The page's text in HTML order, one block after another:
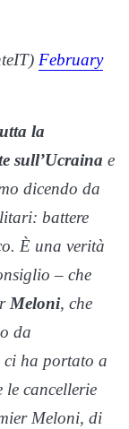
February
la
sull’Ucraina e
dicendo da
battere
È una verità
– che
Meloni, che
da
ci ha portato a
le cancellerie
Meloni, di